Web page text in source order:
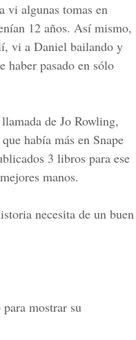
vi algunas tomas en
12 años. Así mismo,
vi a Daniel bailando y
haber pasado en sólo
de Jo Rowling,
había más en Snape
3 libros para ese
manos.
necesita de un buen
mostrar su